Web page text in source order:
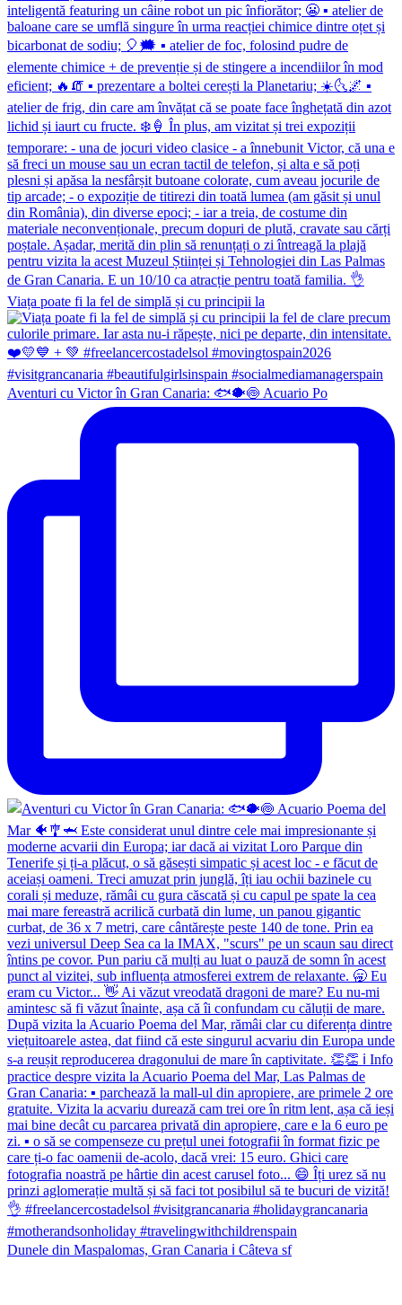
Viața poate fi la fel de simplă și cu principii la
Aventuri cu Victor în Gran Canaria: 🐟🐡🍥 Acuario Po
Dunele din Maspalomas, Gran Canaria ℹ️ Câteva sf